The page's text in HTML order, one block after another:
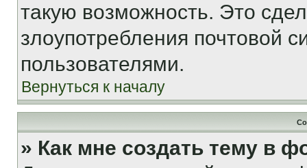
такую возможность. Это
злоупотребления почтовой
пользователями.
Вернуться к началу
» Как мне создать тему в